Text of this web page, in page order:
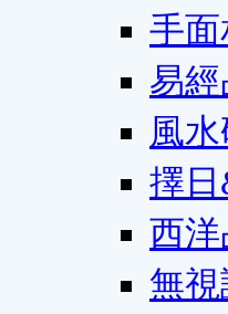
手面
易經
風
擇
西洋
無